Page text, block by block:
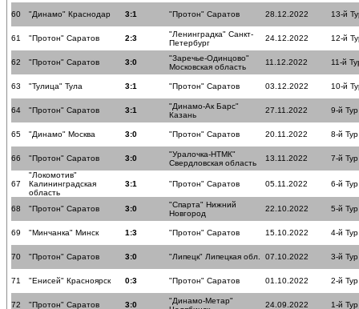
60 "Динамо" Краснодар 3:1 "Протон" Саратов 28.12.2022 13-й
61 "Протон" Саратов 2:3
"Ленинградка" Санкт-
Петербург
24.12.2022 12-й
62 "Протон" Саратов 3:0
"Заречье-Одинцово"
Московская область
11.12.2022 11-й
63 "Тулица" Тула 3:1 "Протон" Саратов 03.12.2022 10-й
64 "Протон" Саратов 3:1
"Динамо-Ак Барс"
Казань
27.11.2022 9-й Тур
65 "Динамо" Москва 3:0 "Протон" Саратов 20.11.2022 8-й Тур
66 "Протон" Саратов 3:0
"Уралочка-НТМК"
Свердловская область
13.11.2022 7-й Тур
67
"Локомотив"
Калининградская
область
3:1 "Протон" Саратов 05.11.2022 6-й Тур
68 "Протон" Саратов 3:0
"Спарта" Нижний
Новгород
22.10.2022 5-й Тур
69 "Минчанка" Минск 1:3 "Протон" Саратов 15.10.2022 4-й Тур
70 "Протон" Саратов 3:0 "Липецк" Липецкая обл. 07.10.2022 3-й Тур
71 "Енисей" Красноярск 0:3 "Протон" Саратов 01.10.2022 2-й Тур
72 "Протон" Саратов 3:0
"Динамо-Метар"
24.09.2022 1-й Тур